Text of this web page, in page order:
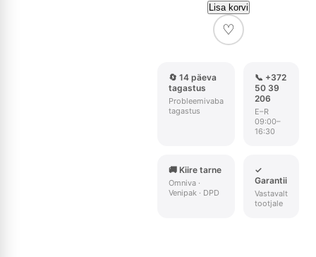
Lisa korvi
♡
🔄 14 päeva
tagastus
Probleemivaba
tagastus
📞 +372
50 39
206
E–R
09:00–
16:30
🚚 Kiire tarne
Omniva ·
Venipak · DPD
✓
Garantii
Vastavalt
tootjale